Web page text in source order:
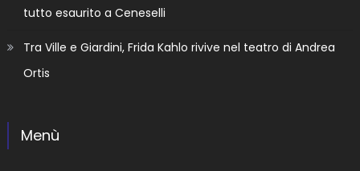
tutto esaurito a Ceneselli
Tra Ville e Giardini, Frida Kahlo rivive nel teatro di Andrea
Ortis
Menù